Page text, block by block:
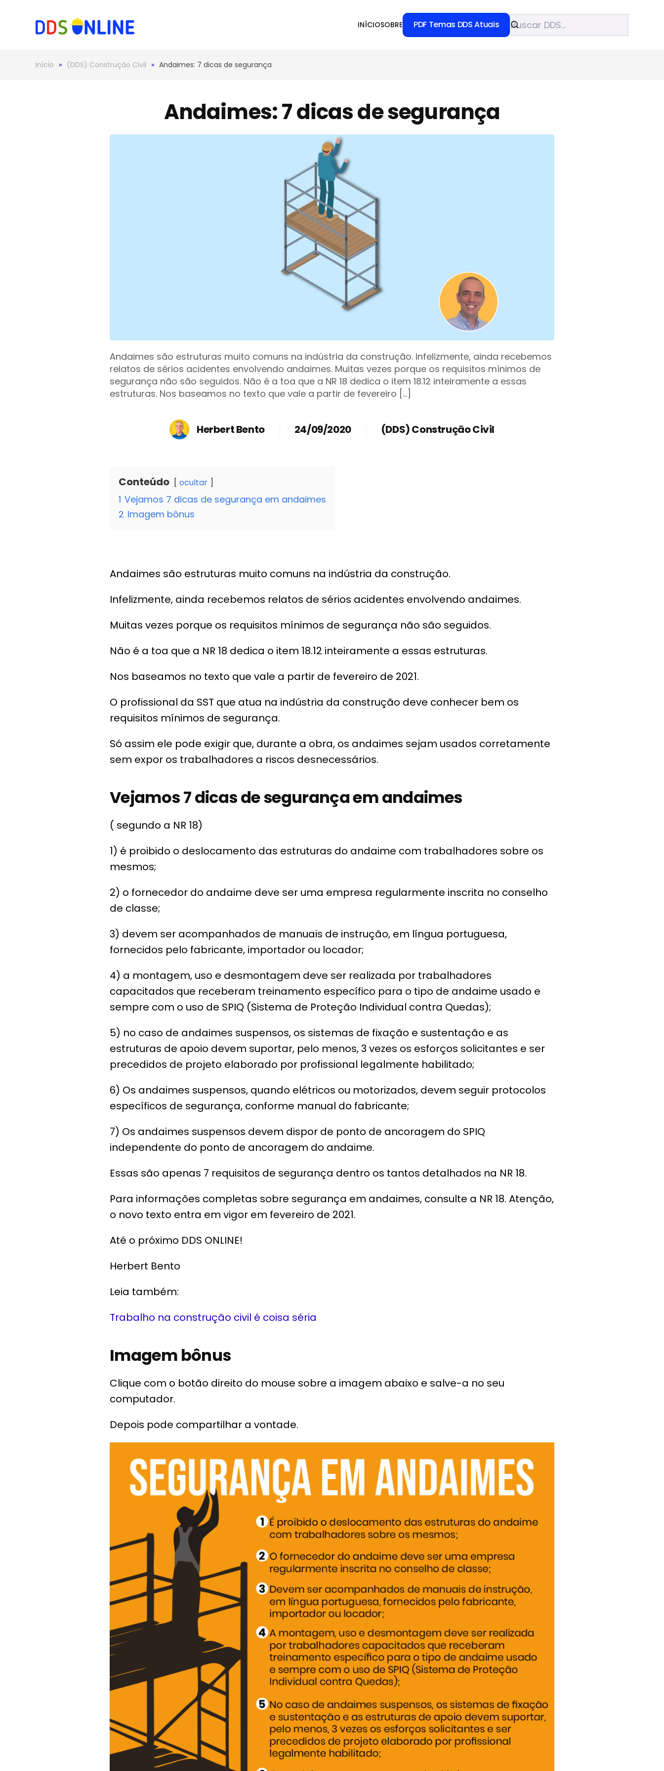
Skip to main content INÍCIOSOBRE PDF Temas DDS Atuais
Início (DDS) Construção Civil Andaimes: 7 dicas de segurança
Andaimes: 7 dicas de segurança
Andaimes são estruturas muito comuns na indústria da construção. Infelizmente, ainda recebemos
relatos de sérios acidentes envolvendo andaimes. Muitas vezes porque os requisitos mínimos de
segurança não são seguidos. Não é a toa que a NR 18 dedica o item 18.12 inteiramente a essas
estruturas. Nos baseamos no texto que vale a partir de fevereiro […]
Herbert Bento 24/09/2020 (DDS) Construção Civil
Conteúdo ocultar
1 Vejamos 7 dicas de segurança em andaimes
2 Imagem bônus
Andaimes são estruturas muito comuns na indústria da construção.
Infelizmente, ainda recebemos relatos de sérios acidentes envolvendo andaimes.
Muitas vezes porque os requisitos mínimos de segurança não são seguidos.
Não é a toa que a NR 18 dedica o item 18.12 inteiramente a essas estruturas.
Nos baseamos no texto que vale a partir de fevereiro de 2021.
O profissional da SST que atua na indústria da construção deve conhecer bem os
requisitos mínimos de segurança.
Só assim ele pode exigir que, durante a obra, os andaimes sejam usados corretamente
sem expor os trabalhadores a riscos desnecessários.
Vejamos 7 dicas de segurança em andaimes
( segundo a NR 18)
1) é proibido o deslocamento das estruturas do andaime com trabalhadores sobre os
mesmos;
2) o fornecedor do andaime deve ser uma empresa regularmente inscrita no conselho
de classe;
3) devem ser acompanhados de manuais de instrução, em língua portuguesa,
fornecidos pelo fabricante, importador ou locador;
4) a montagem, uso e desmontagem deve ser realizada por trabalhadores
capacitados que receberam treinamento específico para o tipo de andaime usado e
sempre com o uso de SPIQ (Sistema de Proteção Individual contra Quedas);
5) no caso de andaimes suspensos, os sistemas de fixação e sustentação e as
estruturas de apoio devem suportar, pelo menos, 3 vezes os esforços solicitantes e ser
precedidos de projeto elaborado por profissional legalmente habilitado;
6) Os andaimes suspensos, quando elétricos ou motorizados, devem seguir protocolos
específicos de segurança, conforme manual do fabricante;
7) Os andaimes suspensos devem dispor de ponto de ancoragem do SPIQ
independente do ponto de ancoragem do andaime.
Essas são apenas 7 requisitos de segurança dentro os tantos detalhados na NR 18.
Para informações completas sobre segurança em andaimes, consulte a NR 18. Atenção,
o novo texto entra em vigor em fevereiro de 2021.
Até o próximo DDS ONLINE!
Herbert Bento
Leia também:
Trabalho na construção civil é coisa séria
Imagem bônus
Clique com o botão direito do mouse sobre a imagem abaixo e salve-a no seu
computador.
Depois pode compartilhar a vontade.